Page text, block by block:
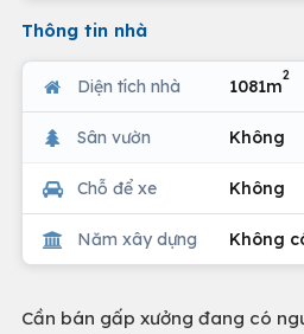
Thông tin nhà
Diện tích nhà 1081m
2
Sân vườn Không
Chỗ để xe Không
Năm xây dựng Không
Cần bán gấp xưởng đang có